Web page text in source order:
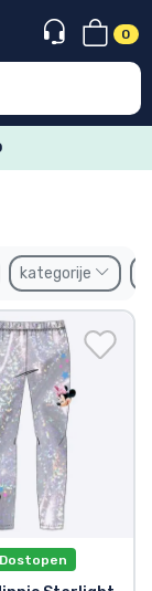
0
kategorije
Dostopen